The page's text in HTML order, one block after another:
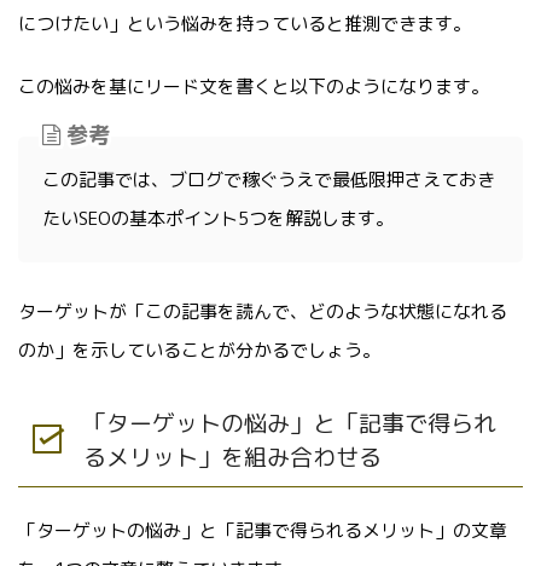
につけたい」という悩みを持っていると推測できます。
この悩みを基にリード文を書くと以下のようになります。
参考
この記事では、ブログで稼ぐうえで最低限押さえておき
たいSEOの基本ポイント5つを解説します。
ターゲットが「この記事を読んで、どのような状態になれる
のか」を示していることが分かるでしょう。
「ターゲットの悩み」と「記事で得られ
るメリット」を組み合わせる
「ターゲットの悩み」と「記事で得られるメリット」の文章